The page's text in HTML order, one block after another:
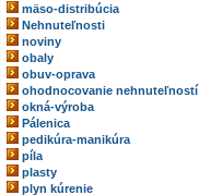
mäso-distribúcia
Nehnuteľnosti
noviny
obaly
obuv-oprava
ohodnocovanie nehnuteľností
okná-výroba
Pálenica
pedikúra-manikúra
píla
plasty
plyn kúrenie